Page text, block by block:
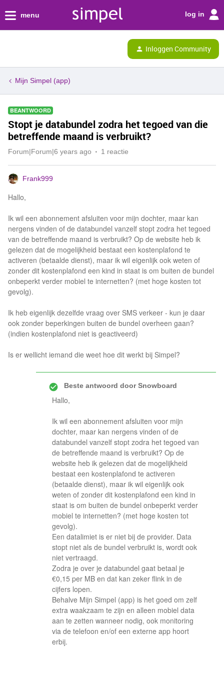
menu log in
Inloggen Community
Mijn Simpel (app)
BEANTWOORD
Stopt je databundel zodra het tegoed van die
betreffende maand is verbruikt?
Forum|Forum|6 years ago 1 reactie
Frank999
Hallo,
Ik wil een abonnement afsluiten voor mijn dochter, maar kan
nergens vinden of de databundel vanzelf stopt zodra het tegoed
van de betreffende maand is verbruikt? Op de website heb ik
gelezen dat de mogelijkheid bestaat een kostenplafond te
activeren (betaalde dienst), maar ik wil eigenlijk ook weten of
zonder dit kostenplafond een kind in staat is om buiten de bundel
onbeperkt verder mobiel te internetten? (met hoge kosten tot
gevolg).
Ik heb eigenlijk dezelfde vraag over SMS verkeer - kun je daar
ook zonder beperkingen buiten de bundel overheen gaan?
(indien kostenplafond niet is geactiveerd)
Is er wellicht iemand die weet hoe dit werkt bij Simpel?
Beste antwoord doorSnowboard
Hallo,
Ik wil een abonnement afsluiten voor mijn
dochter, maar kan nergens vinden of de
databundel vanzelf stopt zodra het tegoed van
de betreffende maand is verbruikt? Op de
website heb ik gelezen dat de mogelijkheid
bestaat een kostenplafond te activeren
(betaalde dienst), maar ik wil eigenlijk ook
weten of zonder dit kostenplafond een kind in
staat is om buiten de bundel onbeperkt verder
mobiel te internetten? (met hoge kosten tot
gevolg).
Een datalimiet is er niet bij de provider. Data
stopt niet als de bundel verbruikt is, wordt ook
niet vertraagd.
Zodra je over je databundel gaat betaal je
€0,15 per MB en dat kan zeker flink in de
cijfers lopen.
Behalve Mijn Simpel (app) is het goed om zelf
extra waakzaam te zijn en alleen mobiel data
aan te zetten wanneer nodig, ook monitoring
via de telefoon en/of een externe app hoort
erbij.